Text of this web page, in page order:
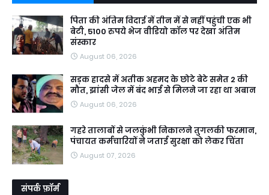
पिता की अंतिम विदाई में तीन में से नहीं पहुंची एक भी
बेटी, 5100 रुपये भेज वीडियो कॉल पर देखा अंतिम
संस्कार
August 06, 2026
सड़क हादसे में अतीक अहमद के छोटे बेटे समेत 2 की
मौत, झांसी जेल में बंद भाई से मिलने जा रहा था अबान
August 06, 2026
गहरे तालाबों से जलकुंभी निकालने तुगलकी फरमान,
पंचायत कर्मचारियों ने जताई सुरक्षा को लेकर चिंता
August 07, 2026
संपर्क फ़ॉर्म